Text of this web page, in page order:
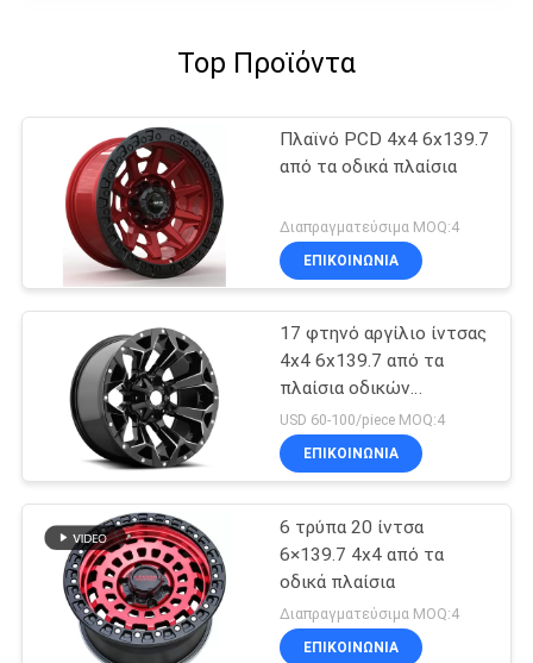
Top Προϊόντα
Πλαϊνό PCD 4x4 6x139.7
από τα οδικά πλαίσια
Διαπραγματεύσιμα MOQ:4
ΕΠΙΚΟΙΝΩΝΊΑ
17 φτηνό αργίλιο ίντσας
4x4 6x139.7 από τα
πλαίσια οδικών
φορτηγών
USD 60-100/piece MOQ:4
ΕΠΙΚΟΙΝΩΝΊΑ
6 τρύπα 20 ίντσα
6×139.7 4x4 από τα
οδικά πλαίσια
Διαπραγματεύσιμα MOQ:4
ΕΠΙΚΟΙΝΩΝΊΑ